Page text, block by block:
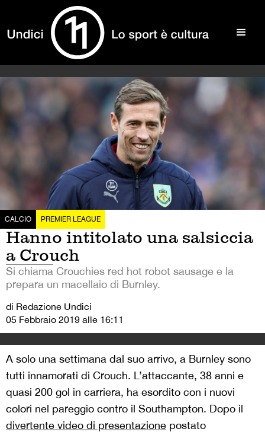
CALCIO PREMIER LEAGUE
Hanno intitolato una salsiccia
a Crouch
Si chiama Crouchies red hot robot sausage e la
prepara un macellaio di Burnley.
di Redazione Undici
05 Febbraio 2019 alle 16:11
A solo una settimana dal suo arrivo, a Burnley sono
tutti innamorati di Crouch. L’attaccante, 38 anni e
quasi 200 gol in carriera, ha esordito con i nuovi
colori nel pareggio contro il Southampton. Dopo il
divertente video di presentazione postato